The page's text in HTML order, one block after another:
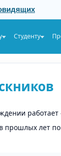
Студенту
лет